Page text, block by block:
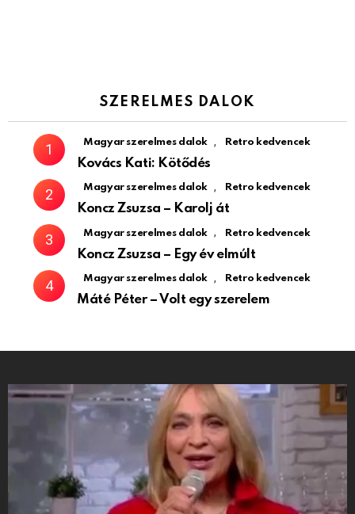
SZERELMES DALOK
Magyar szerelmes dalok , Retro kedvencek
Kovács Kati: Kötődés
Magyar szerelmes dalok , Retro kedvencek
Koncz Zsuzsa – Karolj át
Magyar szerelmes dalok , Retro kedvencek
Koncz Zsuzsa – Egy év elmúlt
Magyar szerelmes dalok , Retro kedvencek
Máté Péter – Volt egy szerelem